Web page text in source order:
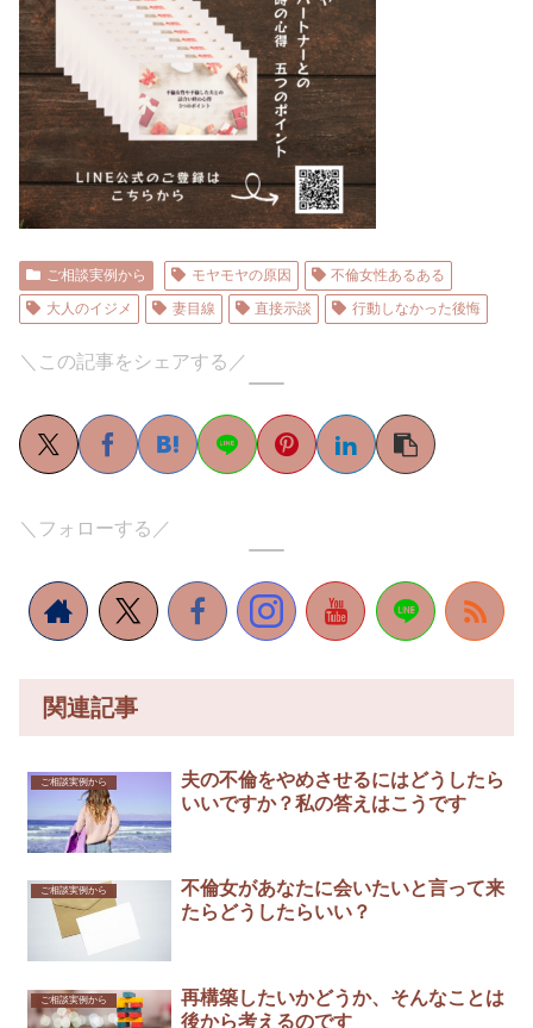
ご相談実例から モヤモヤの原因
不倫女性あるある
大人のイジメ
妻目線 直接示談 行動しなかった後悔
＼この記事をシェアする／
＼フォローする／
関連記事
ご相談実例から
夫の不倫をやめさせるにはどうしたら
いいですか？私の答えはこうです
ご相談実例から
不倫女があなたに会いたいと言って来
たらどうしたらいい？
ご相談実例から
再構築したいかどうか、そんなことは
後から考えるのです